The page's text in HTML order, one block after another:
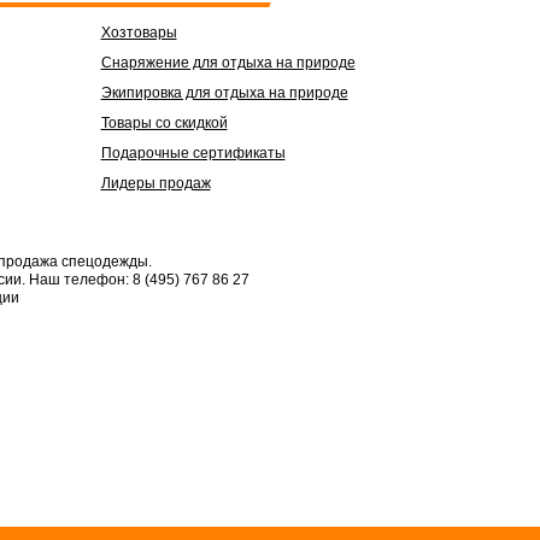
Хозтовары
Снаряжение для отдыха на природе
Экипировка для отдыха на природе
Товары со скидкой
Подарочные сертификаты
Лидеры продаж
спецодежды.
Наш телефон: 8 (495) 767 86 27